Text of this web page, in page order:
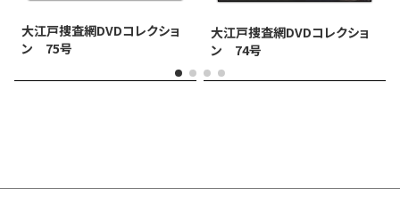
大江戸捜査網DVDコレクショ
ン 75号
大江戸捜査網DVDコレクショ
ン 74号